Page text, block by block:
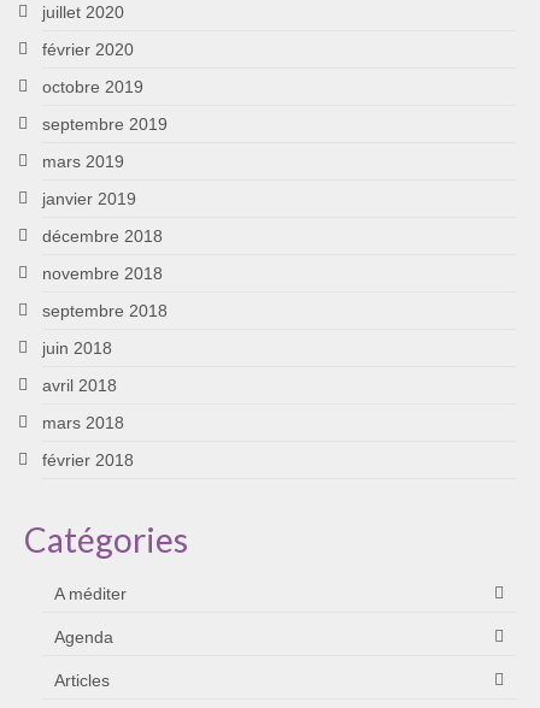
juillet 2020
février 2020
octobre 2019
septembre 2019
mars 2019
janvier 2019
décembre 2018
novembre 2018
septembre 2018
juin 2018
avril 2018
mars 2018
février 2018
Catégories
A méditer
Agenda
Articles